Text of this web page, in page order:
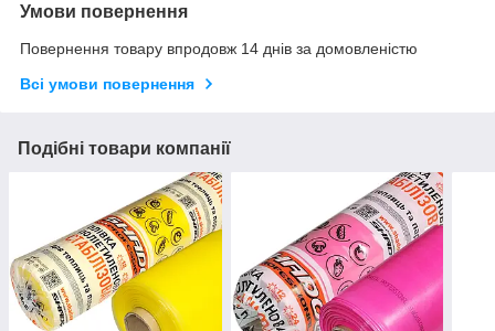
Умови повернення
Повернення товару впродовж 14 днів за домовленістю
Всі умови повернення
Подібні товари компанії